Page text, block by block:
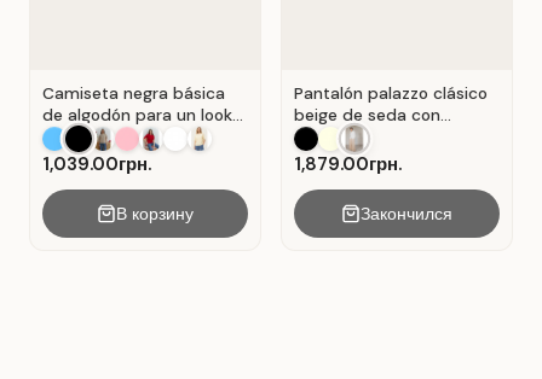
Camiseta negra básica
de algodón para un look
casual . Negro.
1,039.00грн.
В корзину
Pantalón palazzo clásico
beige de seda con
pliegues . Beige.
1,879.00грн.
Закончился